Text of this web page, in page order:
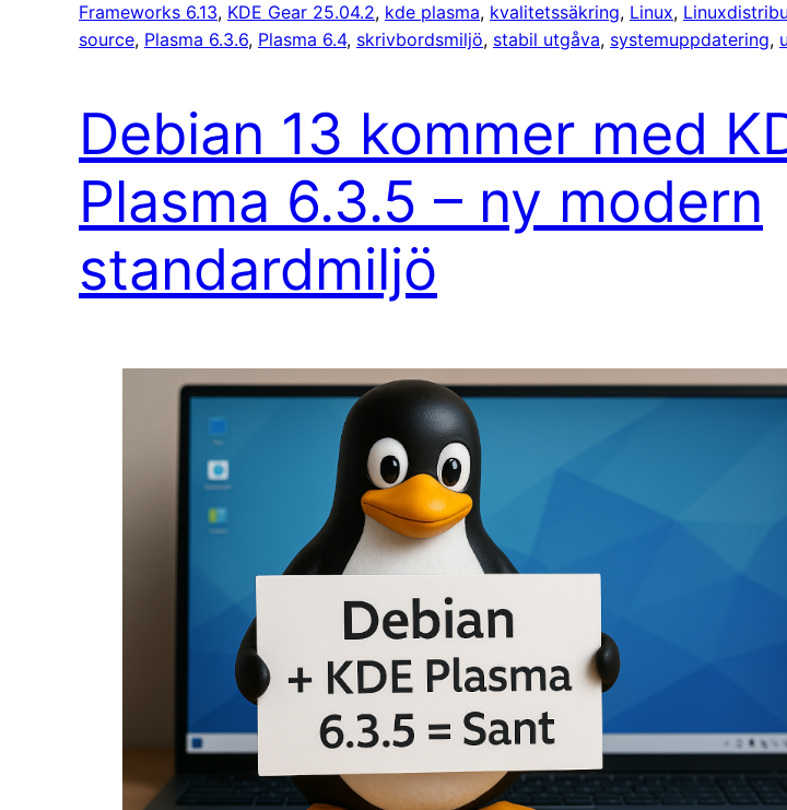
Frameworks 6.13, KDE Gear 25.04.2, kde plasma, kvalitetssäkring, Linux,
source, Plasma 6.3.6, Plasma 6.4, skrivbordsmiljö, stabil utgåva, systemuppdatering,
Debian 13 kommer med
Plasma 6.3.5 – ny modern
standardmiljö